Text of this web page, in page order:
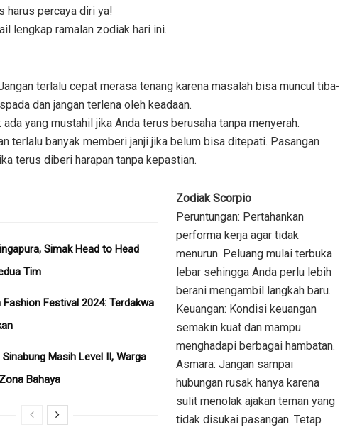
harus percaya diri ya!
lengkap ramalan zodiak hari ini.
terlalu cepat merasa tenang karena masalah bisa muncul tiba-
dan jangan terlena oleh keadaan.
ada yang mustahil jika Anda terus berusaha tanpa menyerah.
terlalu banyak memberi janji jika belum bisa ditepati. Pasangan
terus diberi harapan tanpa kepastian.
Simak Head to Head
Tim
Festival 2024: Terdakwa
Masih Level II, Warga
Bahaya
Zodiak Scorpio
Peruntungan: Pertahankan
performa kerja agar tidak
menurun. Peluang mulai terbuka
lebar sehingga Anda perlu lebih
berani mengambil langkah baru.
Keuangan: Kondisi keuangan
semakin kuat dan mampu
menghadapi berbagai hambatan.
Asmara: Jangan sampai
hubungan rusak hanya karena
sulit menolak ajakan teman yang
tidak disukai pasangan. Tetap